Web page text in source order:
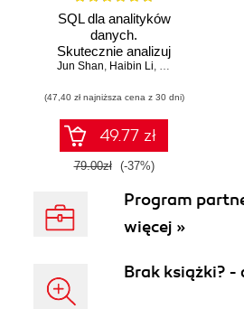
SQL dla analityków
danych.
Skutecznie analizuj
dane, wyciągaj
wnioski i opanuj
zaawansowany
SQL na potrzeby
praktycznych
zastosowań.
Jun Shan, Haibin Li, Matt Goldwasser
(47,40 zł najniższa cena z 30 dni)
49.77 zł
79.00zł (-37%)
Program
więcej »
Brak książki? -